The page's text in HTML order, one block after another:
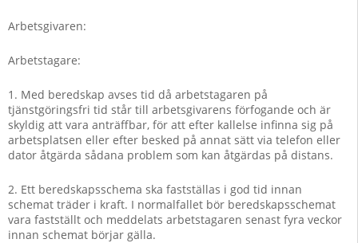
Arbetsgivaren:
Arbetstagare:
1. Med beredskap avses tid då arbetstagaren på
tjänstgöringsfri tid står till arbetsgivarens förfogande och är
skyldig att vara anträffbar, för att efter kallelse infinna sig på
arbetsplatsen eller efter besked på annat sätt via telefon eller
dator åtgärda sådana problem som kan åtgärdas på distans.
2. Ett beredskapsschema ska fastställas i god tid innan
schemat träder i kraft. I normalfallet bör beredskapsschemat
vara fastställt och meddelats arbetstagaren senast fyra veckor
innan schemat börjar gälla.